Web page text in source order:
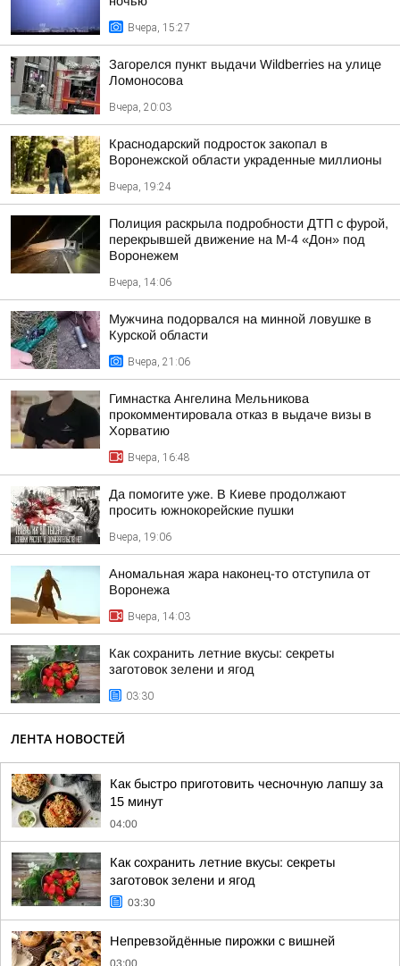
Вчера, 15:27
Загорелся пункт выдачи Wildberries на улице
Ломоносова
Вчера, 20:03
Краснодарский подросток закопал в
Воронежской области украденные миллионы
Вчера, 19:24
Полиция раскрыла подробности ДТП с фурой,
перекрывшей движение на М-4 «Дон» под
Воронежем
Вчера, 14:06
Мужчина подорвался на минной ловушке в
Курской области
Вчера, 21:06
Гимнастка Ангелина Мельникова
прокомментировала отказ в выдаче визы в
Хорватию
Вчера, 16:48
Да помогите уже. В Киеве продолжают
просить южнокорейские пушки
Вчера, 19:06
Аномальная жара наконец-то отступила от
Воронежа
Вчера, 14:03
Как сохранить летние вкусы: секреты
заготовок зелени и ягод
03:30
ЛЕНТА НОВОСТЕЙ
Как быстро приготовить чесночную лапшу за
15 минут
04:00
Как сохранить летние вкусы: секреты
заготовок зелени и ягод
03:30
Непревзойдённые пирожки с вишней
03:00